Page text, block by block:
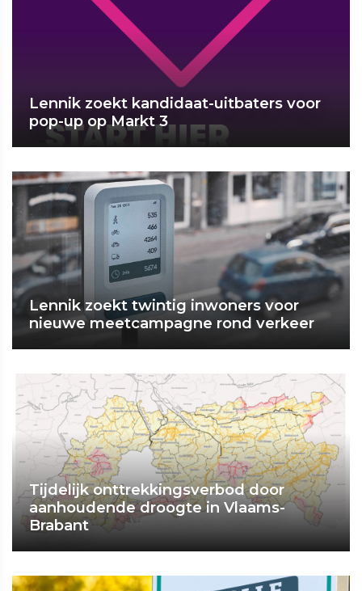
Lennik zoekt kandidaat-uitbaters voor
pop-up op Markt 3
Lennik zoekt twintig inwoners voor
nieuwe meetcampagne rond verkeer
Tijdelijk onttrekkingsverbod door
aanhoudende droogte in Vlaams-
Brabant